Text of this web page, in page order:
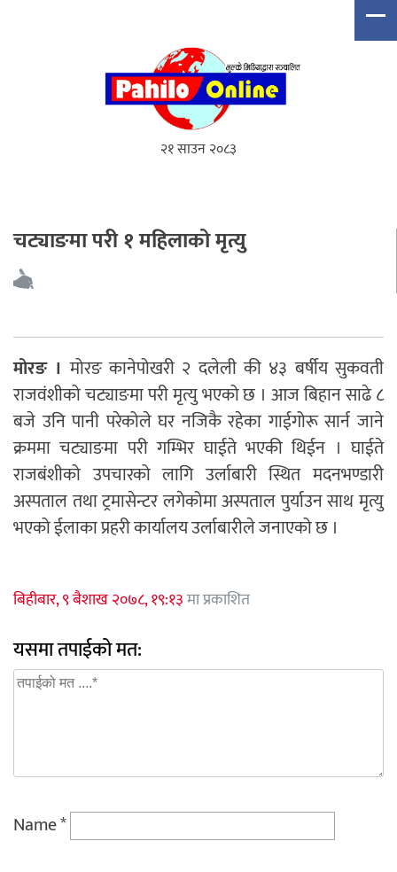
२१ साउन २०८३
चट्याङमा परी १ महिलाको मृत्यु
मोरङ । मोरङ कानेपोखरी २ दलेली की ४३ बर्षीय सुकवती
राजवंशीको चट्याङमा परी मृत्यु भएको छ । आज बिहान साढे ८
बजे उनि पानी परेकोले घर नजिकै रहेका गाईगोरू सार्न जाने
क्रममा चट्याङमा परी गम्भिर घाईते भएकी थिईन । घाईते
राजबंशीको उपचारको लागि उर्लाबारी स्थित मदनभण्डारी
अस्पताल तथा ट्रमासेन्टर लगेकोमा अस्पताल पुर्याउन साथ मृत्यु
भएको ईलाका प्रहरी कार्यालय उर्लाबारीले जनाएको छ ।
बिहीबार, ९ बैशाख २०७८, १९:१३मा प्रकाशित
यसमा तपाईको मत:
Name*